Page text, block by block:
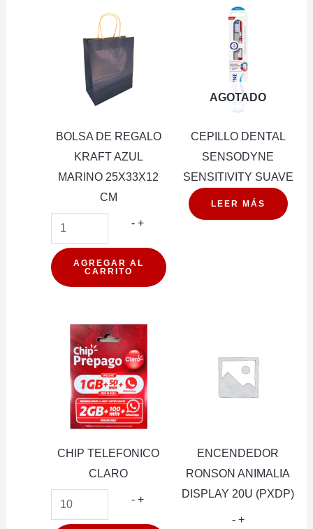
BOLSA DE REGALO
KRAFT AZUL
MARINO 25X33X12
CM
- BOLSA
REGALO
KRAFT
MARINO
25X33X12
CM
cantidad
+
AGREGAR AL
CARRITO
AGOTADO
CEPILLO DENTAL
SENSODYNE
SENSITIVITY SUAVE
LEER MÁS
CHIP TELEFONICO
CLARO
- CHIP
+
ENCENDEDOR
RONSON ANIMALIA
DISPLAY 20U (PXDP)
- +